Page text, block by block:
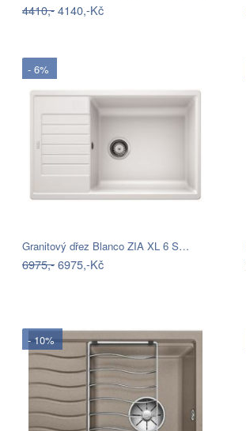
4410,-4140,-Kč
- 6%
Granitový dřez Blanco ZIA XL 6 S…
6975,-6975,-Kč
- 10%